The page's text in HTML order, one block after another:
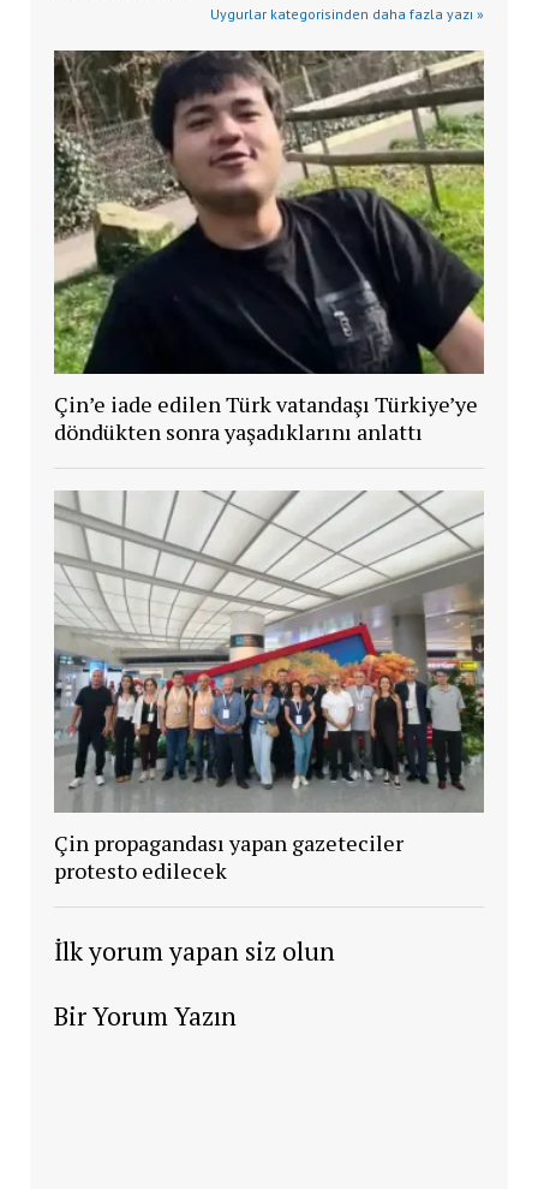
Uygurlar kategorisinden daha fazla yazı »
Çin’e iade edilen Türk vatandaşı Türkiye’ye
döndükten sonra yaşadıklarını anlattı
Çin propagandası yapan gazeteciler
protesto edilecek
İlk yorum yapan siz olun
Bir Yorum Yazın